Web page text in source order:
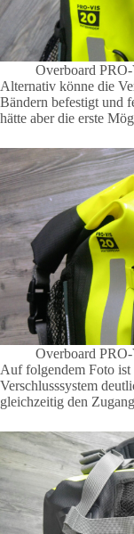
Overboard
Alternativ könne die
Bändern befestigt und
hätte aber die erste
Overboard
Auf folgendem Foto ist
Verschlusssystem
gleichzeitig den